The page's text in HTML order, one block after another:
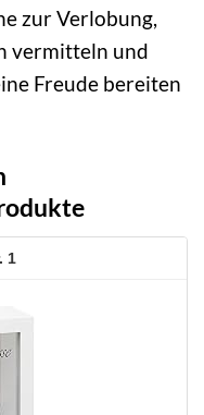
zur Verlobung,
vermitteln und
Freude bereiten
1